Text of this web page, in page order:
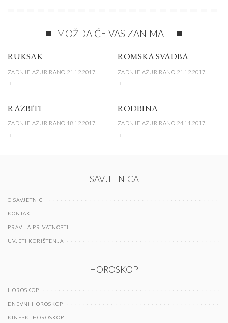
MOŽDA ĆE VAS ZANIMATI
RUKSAK
ZADNJE AŽURIRANO 21.12.2017.
ROMSKA SVADBA
ZADNJE AŽURIRANO 21.12.2017.
RAZBITI
ZADNJE AŽURIRANO 18.12.2017.
RODBINA
ZADNJE AŽURIRANO 24.11.2017.
SAVJETNICA
O SAVJETNICI
KONTAKT
PRAVILA PRIVATNOSTI
UVJETI KORIŠTENJA
HOROSKOP
HOROSKOP
DNEVNI HOROSKOP
KINESKI HOROSKOP